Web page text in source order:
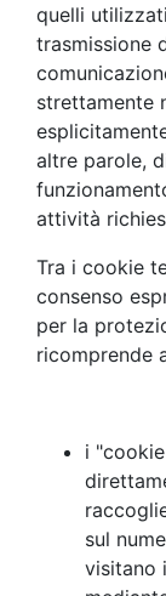
quelli
trasmissione
strettamente
altre parole,
attività
Tra i cookie
consenso
per la
ricomprende
i
sul
visitano